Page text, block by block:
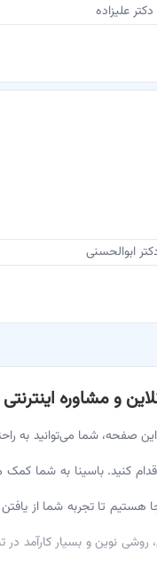
ابوالحسنی
و مشاوره اینترنتی
صفحه، شما می‌توانید به
کنید. باسینا به شما
هستیم تا تجربه شما از
روشی نوین و بسیار